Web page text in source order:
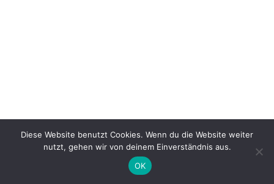
Diese Website benutzt Cookies. Wenn du die Website weiter
nutzt, gehen wir von deinem Einverständnis aus.
OK